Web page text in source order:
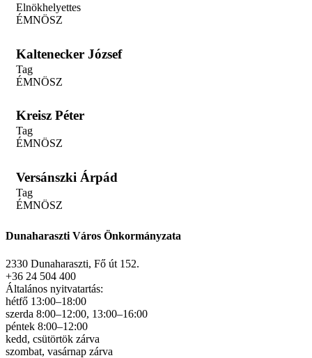
Elnökhelyettes
ÉMNÖSZ
Kaltenecker József
Tag
ÉMNÖSZ
Kreisz Péter
Tag
ÉMNÖSZ
Versánszki Árpád
Tag
ÉMNÖSZ
Dunaharaszti Város Önkormányzata
2330 Dunaharaszti, Fő út 152.
+36 24 504 400
Általános nyitvatartás:
hétfő 13:00–18:00
szerda 8:00–12:00, 13:00–16:00
péntek 8:00–12:00
kedd, csütörtök zárva
szombat, vasárnap zárva